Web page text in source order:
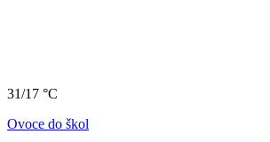
31/17 °C
Ovoce do škol